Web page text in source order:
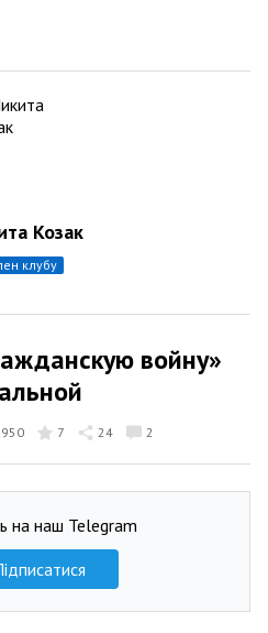
Козак
клубу
войну»
7 24 2
на наш Telegram